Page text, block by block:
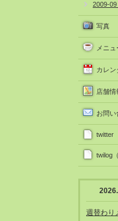
2009-09
写真
メニュ
カレン
店舗情
お問い
twitter
twilog
週替わり